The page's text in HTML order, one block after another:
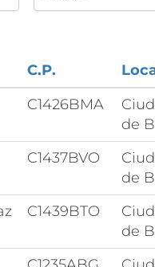
C.P.
C1426BMA
de
C1437BVO
de
C1439BTO
de